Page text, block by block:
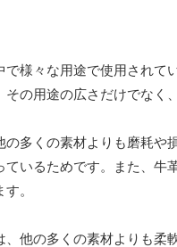
様々な用途で使用され
の用途の広さだけでなく
多くの素材よりも磨耗
いるためです。また、
。
他の多くの素材よりも